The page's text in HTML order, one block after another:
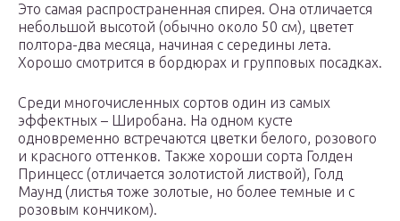
Это самая распространенная спирея. Она отличается
небольшой высотой (обычно около 50 см), цветет
полтора-два месяца, начиная с середины лета.
Хорошо смотрится в бордюрах и групповых посадках.
Среди многочисленных сортов один из самых
эффектных – Широбана. На одном кусте
одновременно встречаются цветки белого, розового
и красного оттенков. Также хороши сорта Голден
Принцесс (отличается золотистой листвой), Голд
Маунд (листья тоже золотые, но более темные и с
розовым кончиком).